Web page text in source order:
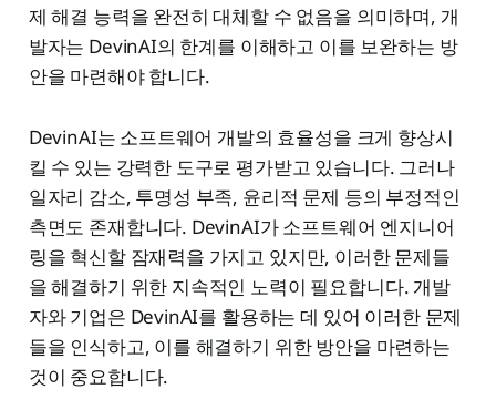
제 해결 능력을 완전히 대체할 수 없음을 의미하며, 개
발자는 DevinAI의 한계를 이해하고 이를 보완하는 방
안을 마련해야 합니다.
DevinAI는 소프트웨어 개발의 효율성을 크게 향상시
킬 수 있는 강력한 도구로 평가받고 있습니다. 그러나
일자리 감소, 투명성 부족, 윤리적 문제 등의 부정적인
측면도 존재합니다. DevinAI가 소프트웨어 엔지니어
링을 혁신할 잠재력을 가지고 있지만, 이러한 문제들
을 해결하기 위한 지속적인 노력이 필요합니다. 개발
자와 기업은 DevinAI를 활용하는 데 있어 이러한 문제
들을 인식하고, 이를 해결하기 위한 방안을 마련하는
것이 중요합니다.